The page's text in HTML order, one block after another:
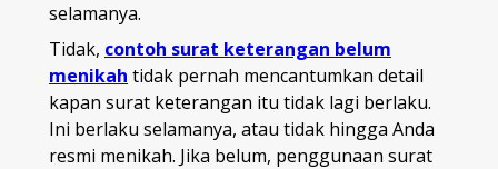
selamanya.
Tidak, contoh surat keterangan belum
menikah tidak pernah mencantumkan detail
kapan surat keterangan itu tidak lagi berlaku.
Ini berlaku selamanya, atau tidak hingga Anda
resmi menikah. Jika belum, penggunaan surat